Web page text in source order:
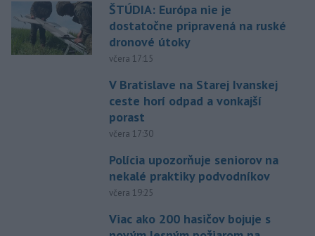
ŠTÚDIA: Európa nie je
dostatočne pripravená na ruské
dronové útoky
včera 17:15
V Bratislave na Starej Ivanskej
ceste horí odpad a vonkajší
porast
včera 17:30
Polícia upozorňuje seniorov na
nekalé praktiky podvodníkov
včera 19:25
Viac ako 200 hasičov bojuje s